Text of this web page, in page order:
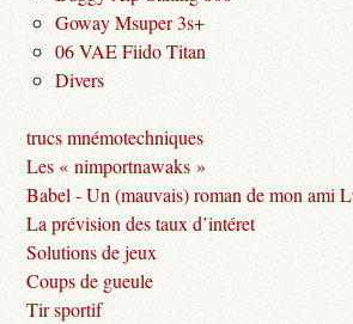
Goway Msuper 3s+
06 VAE Fiido Titan
Divers
trucs mnémotechniques
Les « nimportnawaks »
Babel - Un (mauvais) roman de mon ami
La prévision des taux d’intéret
Solutions de jeux
Coups de gueule
Tir sportif